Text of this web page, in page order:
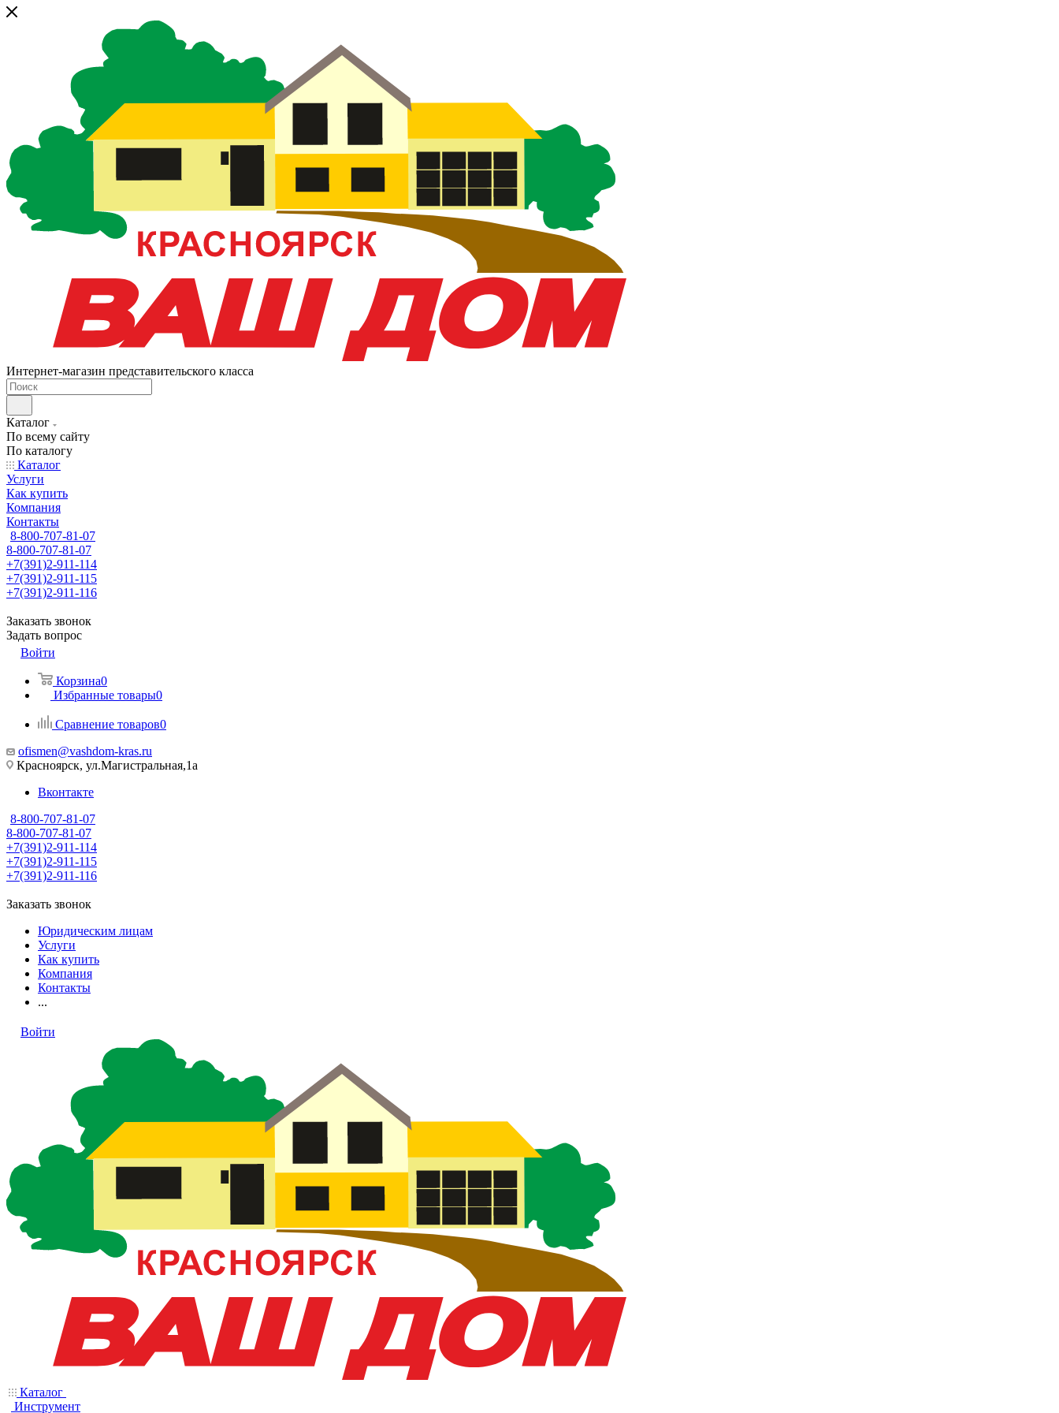
Интернет-магазин представительского класса
Каталог
По всему сайту
По каталогу
Каталог
Услуги
Как купить
Компания
Контакты
8-800-707-81-07
8-800-707-81-07
+7(391)2-911-114
+7(391)2-911-115
+7(391)2-911-116
Заказать звонок
Задать вопрос
Войти
Корзина0
Избранные товары0
Сравнение товаров0
ofismen@vashdom-kras.ru
Красноярск, ул.Магистральная,1а
Вконтакте
8-800-707-81-07
8-800-707-81-07
+7(391)2-911-114
+7(391)2-911-115
+7(391)2-911-116
Заказать звонок
Юридическим лицам
Услуги
Как купить
Компания
Контакты
...
Войти
Каталог
Инструмент